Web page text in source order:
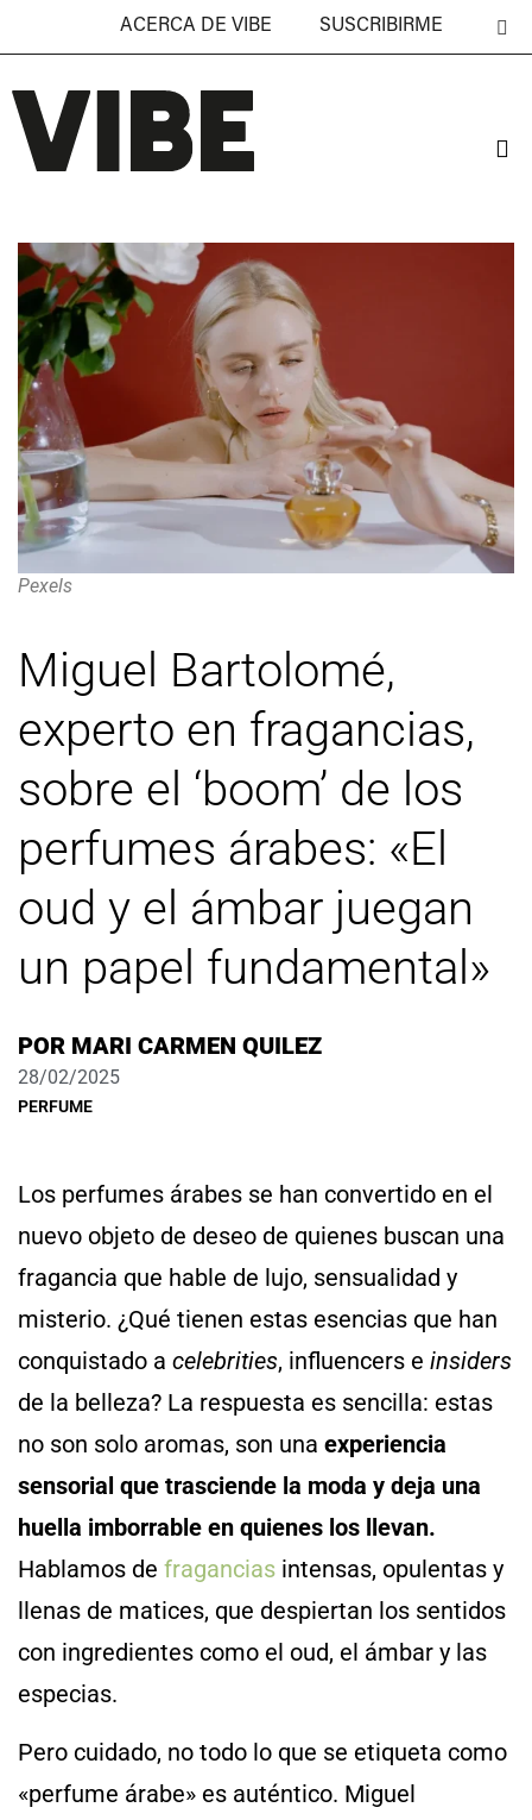
ACERCA DE VIBE SUSCRIBIRME
Pexels
Miguel Bartolomé,
experto en fragancias,
sobre el ‘boom’ de los
perfumes árabes: «El
oud y el ámbar juegan
un papel fundamental»
POR MARI CARMEN QUILEZ
28/02/2025
PERFUME
Los perfumes árabes se han convertido en el
nuevo objeto de deseo de quienes buscan una
fragancia que hable de lujo, sensualidad y
misterio. ¿Qué tienen estas esencias que han
conquistado a celebrities, influencers e insiders
de la belleza? La respuesta es sencilla: estas
no son solo aromas, son una experiencia
sensorial que trasciende la moda y deja una
huella imborrable en quienes los llevan.
Hablamos de fragancias intensas, opulentas y
llenas de matices, que despiertan los sentidos
con ingredientes como el oud, el ámbar y las
especias.
Pero cuidado, no todo lo que se etiqueta como
«perfume árabe» es auténtico. Miguel